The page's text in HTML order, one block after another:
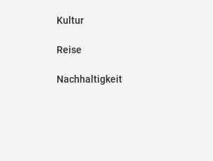
Kultur
Reise
Nachhaltigkeit